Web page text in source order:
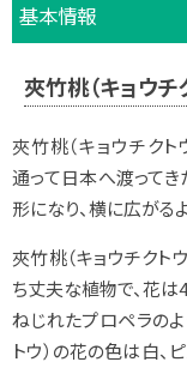
基本情報
夾竹桃（キョウチ
夾竹桃（キョウチク
通って日本へ渡って
形になり、横に広がる
夾竹桃（キョウチクト
ち丈夫な植物で、花
ねじれたプロペラのよ
トウ）の花の色は白、